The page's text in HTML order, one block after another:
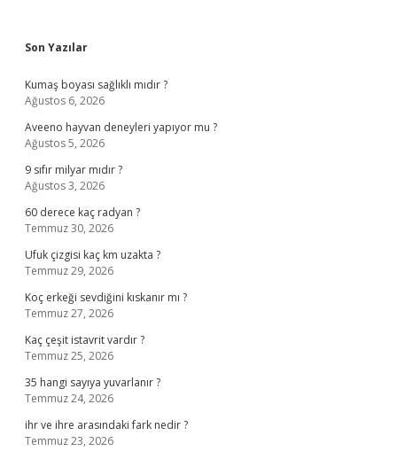
Sidebar
Son Yazılar
Kumaş boyası sağlıklı mıdır ?
Ağustos 6, 2026
Aveeno hayvan deneyleri yapıyor mu ?
Ağustos 5, 2026
9 sıfır milyar mıdır ?
Ağustos 3, 2026
60 derece kaç radyan ?
Temmuz 30, 2026
Ufuk çizgisi kaç km uzakta ?
Temmuz 29, 2026
Koç erkeği sevdiğini kıskanır mı ?
Temmuz 27, 2026
Kaç çeşit istavrit vardır ?
Temmuz 25, 2026
35 hangi sayıya yuvarlanır ?
Temmuz 24, 2026
ihr ve ihre arasındaki fark nedir ?
Temmuz 23, 2026